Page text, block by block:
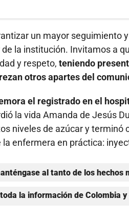
un mayor seguimiento
la institución. Invitamos a
y respeto, teniendo
otros apartes del
el registrado en el
la vida Amanda de Jesús
niveles de azúcar y terminó
enfermera en práctica:
al tanto de los hechos
la información de Colombia y